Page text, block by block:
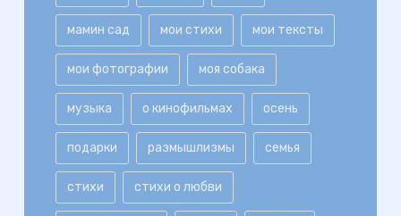
мамин сад мои стихи мои тексты
мои фотографии моя собака
музыка о кинофильмах осень
подарки размышлизмы семья
стихи стихи о любви